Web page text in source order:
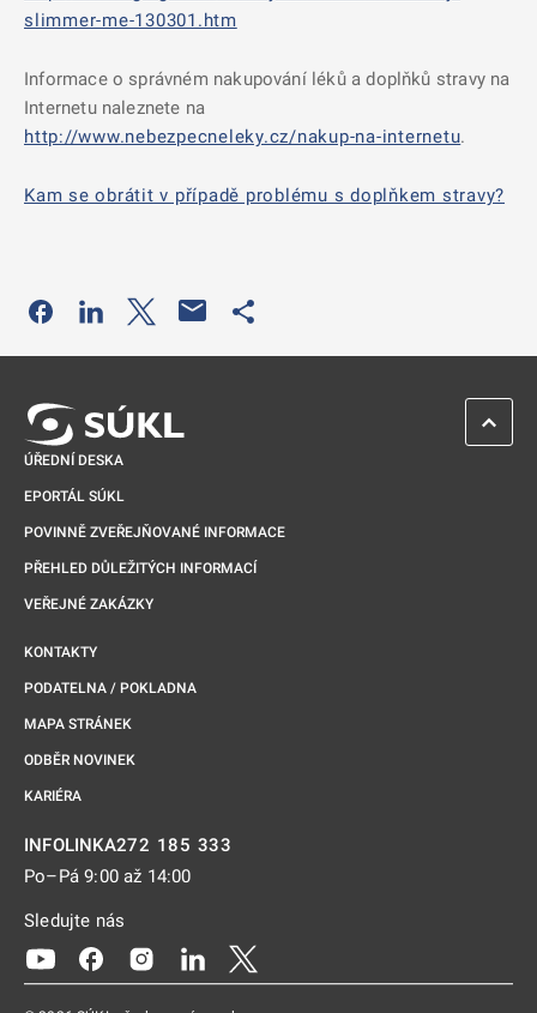
slimmer-me-130301.htm
Informace o správném nakupování léků a doplňků stravy na
Internetu naleznete na
http://www.nebezpecneleky.cz/nakup-na-internetu.
Kam se obrátit v případě problému s doplňkem stravy?
Odkaz se otevře na nové kartě
Odkaz se otevře na nové kartě
Odkaz se otevře na nové kartě
ÚŘEDNÍ DESKA
EPORTÁL SÚKL
POVINNĚ ZVEŘEJŇOVANÉ INFORMACE
PŘEHLED DŮLEŽITÝCH INFORMACÍ
VEŘEJNÉ ZAKÁZKY
KONTAKTY
PODATELNA / POKLADNA
MAPA STRÁNEK
ODBĚR NOVINEK
KARIÉRA
INFOLINKA272 185 333
Po–Pá 9:00 až 14:00
Sledujte nás
Odkaz se otevře na nové kartě
Odkaz se otevře na nové kartě
Odkaz se otevře na nové kartě
Odkaz se otevře na nové kartě
ZPĚT